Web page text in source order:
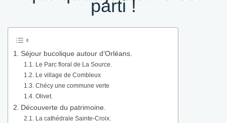
parti !
Séjour bucolique autour d’Orléans.
Le Parc floral de La Source.
Le village de Combleux
Chécy une commune verte
Olivet.
Découverte du patrimoine.
La cathédrale Sainte-Croix.